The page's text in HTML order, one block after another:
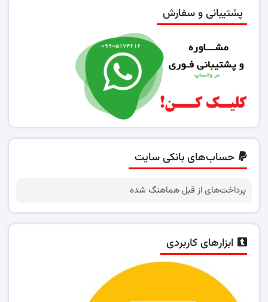
پشتیبانی و سفارش
حساب‌های بانکی سایت
پرداخت‌های از قبل هماهنگ شده
ابزارهای کاربردی